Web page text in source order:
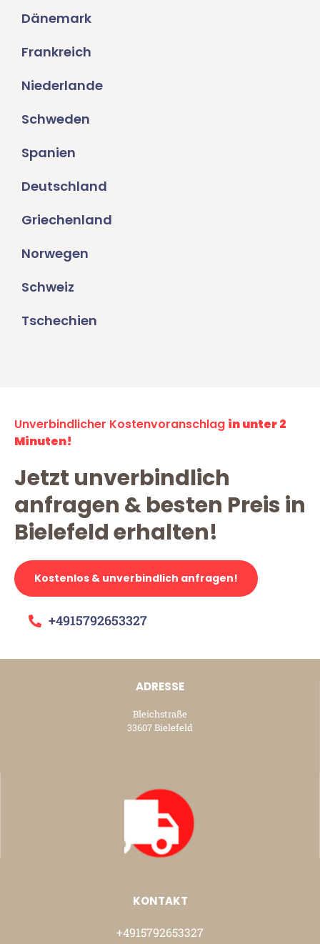
Dänemark
Frankreich
Niederlande
Schweden
Spanien
Deutschland
Griechenland
Norwegen
Schweiz
Tschechien
Unverbindlicher Kostenvoranschlag in unter 2
Minuten!
Jetzt unverbindlich
anfragen & besten Preis in
Bielefeld erhalten!
Kostenlos & unverbindlich anfragen!
+4915792653327
ADRESSE
Bleichstraße
33607 Bielefeld
KONTAKT
+4915792653327